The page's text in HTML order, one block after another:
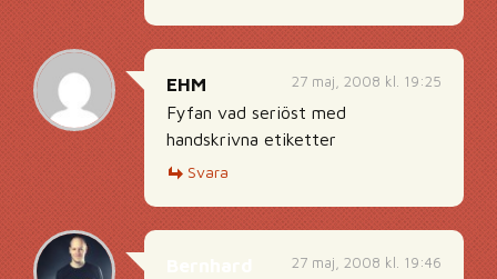
27 maj, 2008 kl. 19:25
EHM
Fyfan vad seriöst med
handskrivna etiketter
Svara
27 maj, 2008 kl. 19:46